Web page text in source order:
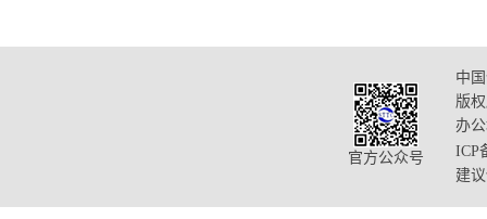
官方公众号
中
版
办
ICP
建